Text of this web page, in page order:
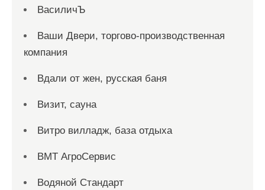
ВасиличЪ
Ваши Двери, торгово-производственная
компания
Вдали от жен, русская баня
Визит, сауна
Витро вилладж, база отдыха
ВМТ АгроСервис
Водяной Стандарт